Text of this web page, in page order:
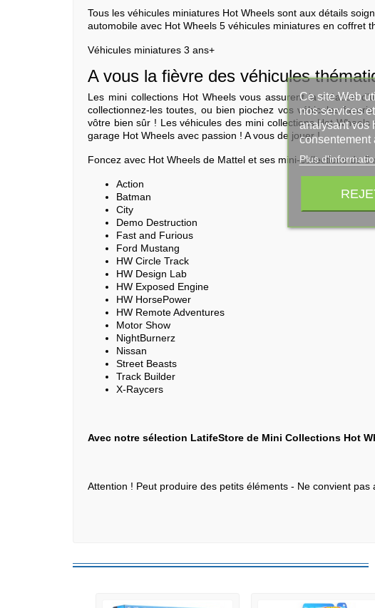
Tous les véhicules miniatures Hot Wheels sont aux détails
automobile avec Hot Wheels 5 véhicules miniatures en coffret
Véhicules miniatures 3 ans+
A vous la fièvre des véhicules
Les mini collections Hot Wheels vous assurent la création
collectionnez-les toutes, ou bien piochez vos véhicules
vôtre bien sûr ! Les véhicules des mini collections Hot
garage Hot Wheels avec passion ! A vous de jouer !
Foncez avec Hot Wheels de Mattel et ses mini-collections de
Action
Batman
City
Demo Destruction
Fast and Furious
Ford Mustang
HW Circle Track
HW Design Lab
HW Exposed Engine
HW HorsePower
HW Remote Adventures
Motor Show
NightBurnerz
Nissan
Street Beasts
Track Builder
X-Raycers
Avec notre sélection LatifeStore de Mini Collections Hot
Attention ! Peut produire des petits éléments - Ne convient pas
Ce site Web
nos services
analysant vos
consentement
Plus